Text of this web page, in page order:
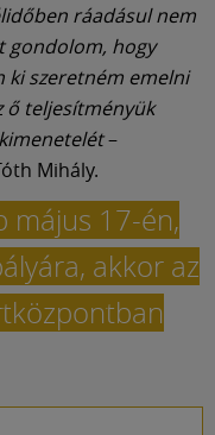
ráadásul nem
gondolom, hogy
ki szeretném emelni
ő teljesítményük
–
Mihály.
május 17-én,
akkor az